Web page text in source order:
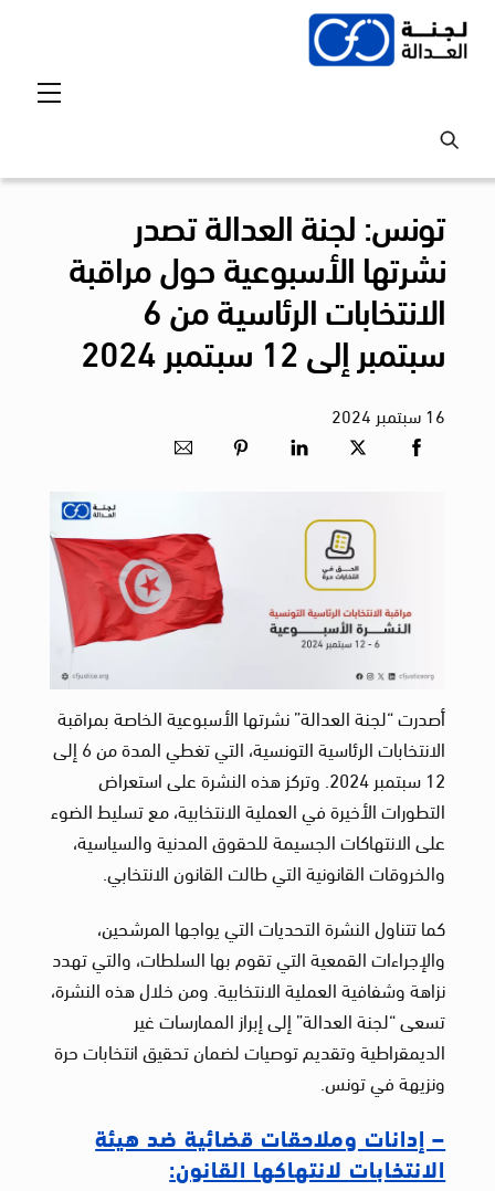
Skip
تونس: لجنة العدالة تصدر
نشرتها الأسبوعية حول مراقبة
الانتخابات الرئاسية من 6
سبتمبر إلى 12 سبتمبر 2024
16سبتمبر 2024
أصدرت “لجنة العدالة” نشرتها الأسبوعية الخاصة بمراقبة
الانتخابات الرئاسية التونسية، التي تغطي المدة من 6 إلى
12 سبتمبر 2024. وتركز هذه النشرة على استعراض
التطورات الأخيرة في العملية الانتخابية، مع تسليط الضوء
على الانتهاكات الجسيمة للحقوق المدنية والسياسية،
والخروقات القانونية التي طالت القانون الانتخابي.
كما تتناول النشرة التحديات التي يواجها المرشحين،
والإجراءات القمعية التي تقوم بها السلطات، والتي تهدد
نزاهة وشفافية العملية الانتخابية. ومن خلال هذه النشرة،
تسعى “لجنة العدالة” إلى إبراز الممارسات غير
الديمقراطية وتقديم توصيات لضمان تحقيق انتخابات حرة
ونزيهة في تونس.
– إدانات وملاحقات قضائية ضد هيئة
الانتخابات لانتهاكها القانون: